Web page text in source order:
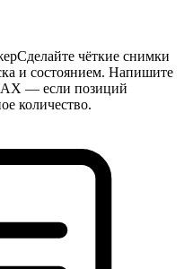
Сделайте чёткие снимки
и состоянием. Напишите
— если позиций
количество.